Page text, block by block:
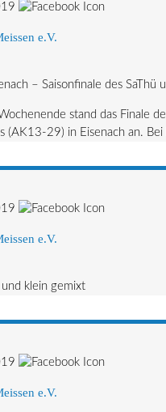
e.V.
– Saisonfinale des SaThü
stand das Finale
(AK13-29) in Eisenach an.
e.V.
klein gemixt
e.V.